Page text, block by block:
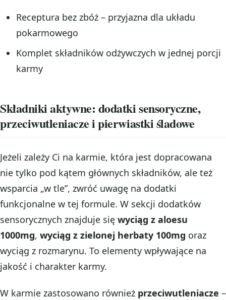
Receptura bez zbóż – przyjazna dla układu
pokarmowego
Komplet składników odżywczych w jednej porcji
karmy
Składniki aktywne: dodatki sensoryczne,
przeciwutleniacze i pierwiastki śladowe
Jeżeli zależy Ci na karmie, która jest dopracowana
nie tylko pod kątem głównych składników, ale też
wsparcia „w tle”, zwróć uwagę na dodatki
funkcjonalne w tej formule. W sekcji dodatków
sensorycznych znajduje się wyciąg z aloesu
1000mg, wyciąg z zielonej herbaty 100mg oraz
wyciąg z rozmarynu. To elementy wpływające na
jakość i charakter karmy.
W karmie zastosowano również przeciwutleniacze –